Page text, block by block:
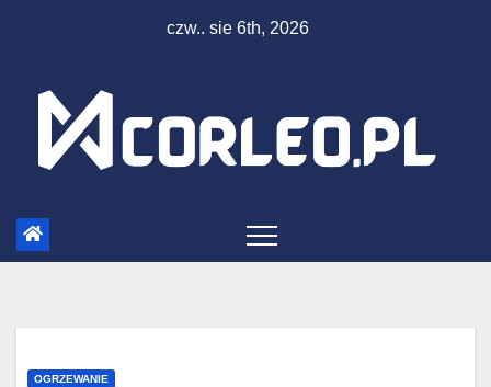
czw.. sie 6th, 2026
OGRZEWANIE